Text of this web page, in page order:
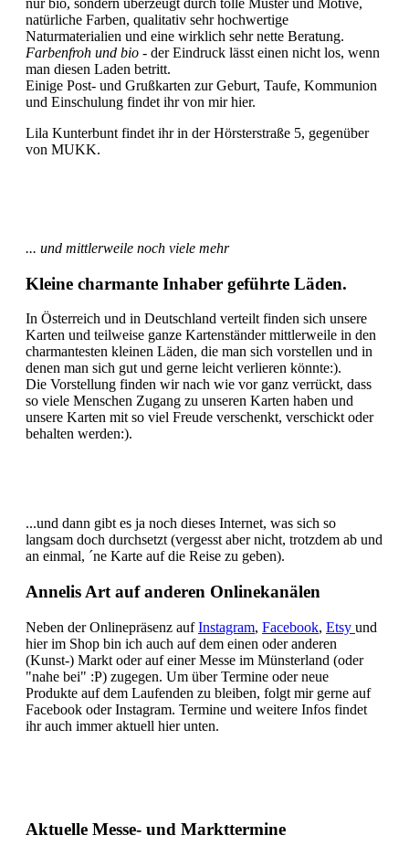
nur bio, sondern überzeugt durch tolle Muster und Motive,
natürliche Farben, qualitativ sehr hochwertige
Naturmaterialien und eine wirklich sehr nette Beratung.
Farbenfroh und bio - der Eindruck lässt einen nicht los, wenn
man diesen Laden betritt.
Einige Post- und Grußkarten zur Geburt, Taufe, Kommunion
und Einschulung findet ihr von mir hier.
Lila Kunterbunt findet ihr in der Hörsterstraße 5, gegenüber
von MUKK.
... und mittlerweile noch viele mehr
Kleine charmante Inhaber geführte Läden.
In Österreich und in Deutschland verteilt finden sich unsere
Karten und teilweise ganze Kartenständer mittlerweile in den
charmantesten kleinen Läden, die man sich vorstellen und in
denen man sich gut und gerne leicht verlieren könnte:).
Die Vorstellung finden wir nach wie vor ganz verrückt, dass
so viele Menschen Zugang zu unseren Karten haben und
unsere Karten mit so viel Freude verschenkt, verschickt oder
behalten werden:).
...und dann gibt es ja noch dieses Internet, was sich so
langsam doch durchsetzt (vergesst aber nicht, trotzdem ab und
an einmal, ´ne Karte auf die Reise zu geben).
Annelis Art auf anderen Onlinekanälen
Neben der Onlinepräsenz aufInstagram, Facebook, Etsy und
hier im Shop bin ich auch auf dem einen oder anderen
(Kunst-) Markt oder auf einer Messe im Münsterland (oder
"nahe bei" :P) zugegen. Um über Termine oder neue
Produkte auf dem Laufenden zu bleiben, folgt mir gerne auf
Facebook oder Instagram. Termine und weitere Infos findet
ihr auch immer aktuell hier unten.
Aktuelle Messe- und Markttermine